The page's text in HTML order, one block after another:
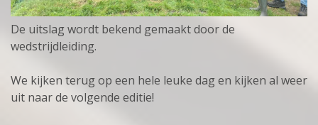
De uitslag wordt bekend gemaakt door de
wedstrijdleiding.
We kijken terug op een hele leuke dag en kijken al weer
uit naar de volgende editie!